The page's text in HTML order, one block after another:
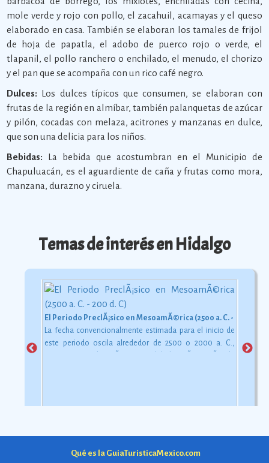
mole verde y rojo con pollo, el zacahuil, acamayas y el queso
elaborado en casa. También se elaboran los tamales de frijol
de hoja de papatla, el adobo de puerco rojo o verde, el
tlapanil, el pollo ranchero o enchilado, el menudo, el chorizo
y el pan que se acompaña con un rico café negro.
Dulces: Los dulces típicos que consumen, se elaboran con
frutas de la región en almíbar, también palanquetas de azúcar
y pilón, cocadas con melaza, acitrones y manzanas en dulce,
que son una delicia para los niños.
Bebidas: La bebida que acostumbran en el Municipio de
Chapuluacán, es el aguardiente de caña y frutas como mora,
manzana, durazno y ciruela.
Temas de interés en Hidalgo
El Periodo PreclÃ¡sico en MesoamÃ©rica (2500 a. C. - 200 d. C)
La fecha convencionalmente estimada para el inicio de
este periodo oscila alrededor de 2500 o 2000 a. C.,
Qué es la GuiaTuristicaMexico.com